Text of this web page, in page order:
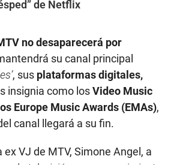
de Netflix
no desaparecerá por
su canal principal
, sus plataformas digitales,
insignia como losVideo Music
Europe Music Awards (EMAs),
canal llegará a su fin.
VJ de MTV, Simone Angel, a